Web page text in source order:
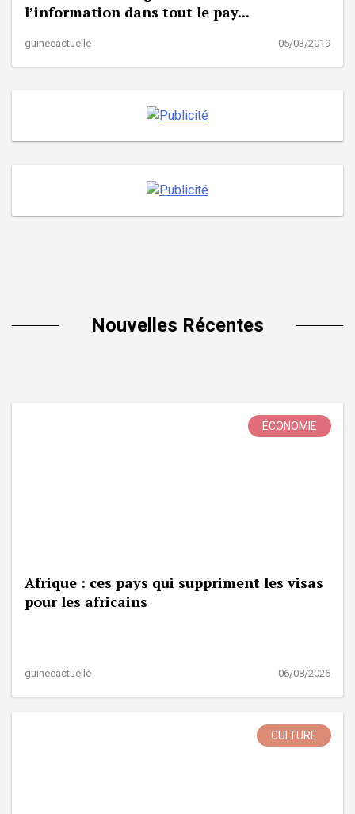
l’information dans tout le pay...
guineeactuelle 05/03/2019
Nouvelles Récentes
ÉCONOMIE
Afrique : ces pays qui suppriment les visas
pour les africains
guineeactuelle 06/08/2026
CULTURE